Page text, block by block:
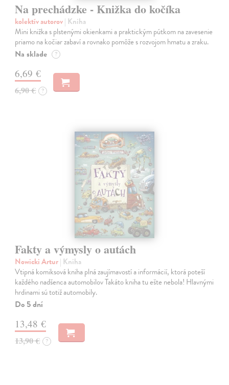
Na prechádzke - Knižka do kočíka
kolektív autorov| Kniha
Mini knižka s plstenými okienkami a praktickým pútkom na zavesenie
priamo na kočiar zabaví a rovnako pomôže s rozvojom hmatu a zraku.
Na sklade ?
6,69 €
6,90 € ?
Fakty a výmysly o autách
Nowicki Artur| Kniha
Vtipná komiksová kniha plná zaujímavostí a informácií, ktorá poteší
každého nadšenca automobilov Takáto kniha tu ešte nebola! Hlavnými
hrdinami sú totiž automobily.
Do 5 dní
13,48 €
13,90 € ?